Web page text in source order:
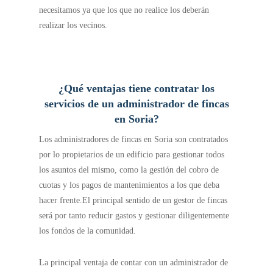
necesitamos ya que los que no realice los deberán
realizar los vecinos.
¿Qué ventajas tiene contratar los
servicios de un administrador de fincas
en Soria?
Los administradores de fincas en Soria son contratados
por lo propietarios de un edificio para gestionar todos
los asuntos del mismo, como la gestión del cobro de
cuotas y los pagos de mantenimientos a los que deba
hacer frente.El principal sentido de un gestor de fincas
será por tanto reducir gastos y gestionar diligentemente
los fondos de la comunidad.
La principal ventaja de contar con un administrador de